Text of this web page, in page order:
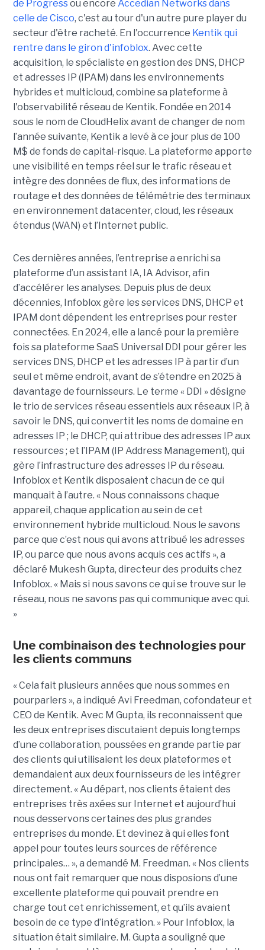
de Progressou encore Accedian Networks dans
celle de Cisco, c'est au tour d'un autre pure player du
secteur d'être racheté. En l'occurrence Kentik qui
rentre dans le giron d'infoblox. Avec cette
acquisition, le spécialiste en gestion des DNS, DHCP
et adresses IP (IPAM) dans les environnements
hybrides et multicloud, combine sa plateforme à
l'observabilité réseau de Kentik. Fondée en 2014
sous le nom de CloudHelix avant de changer de nom
l’année suivante, Kentik a levé à ce jour plus de 100
M$ de fonds de capital-risque. La plateforme apporte
une visibilité en temps réel sur le trafic réseau et
intègre des données de flux, des informations de
routage et des données de télémétrie des terminaux
en environnement datacenter, cloud, les réseaux
étendus (WAN) et l’Internet public.
Ces dernières années, l’entreprise a enrichi sa
plateforme d’un assistant IA, IA Advisor, afin
d’accélérer les analyses. Depuis plus de deux
décennies, Infoblox gère les services DNS, DHCP et
IPAM dont dépendent les entreprises pour rester
connectées. En 2024, elle a lancé pour la première
fois sa plateforme SaaS Universal DDI pour gérer les
services DNS, DHCP et les adresses IP à partir d’un
seul et même endroit, avant de s’étendre en 2025 à
davantage de fournisseurs. Le terme « DDI » désigne
le trio de services réseau essentiels aux réseaux IP, à
savoir le DNS, qui convertit les noms de domaine en
adresses IP ; le DHCP, qui attribue des adresses IP aux
ressources ; et l’IPAM (IP Address Management), qui
gère l’infrastructure des adresses IP du réseau.
Infoblox et Kentik disposaient chacun de ce qui
manquait à l’autre. « Nous connaissons chaque
appareil, chaque application au sein de cet
environnement hybride multicloud. Nous le savons
parce que c’est nous qui avons attribué les adresses
IP, ou parce que nous avons acquis ces actifs », a
déclaré Mukesh Gupta, directeur des produits chez
Infoblox. « Mais si nous savons ce qui se trouve sur le
réseau, nous ne savons pas qui communique avec qui.
»
Une combinaison des technologies pour
les clients communs
« Cela fait plusieurs années que nous sommes en
pourparlers », a indiqué Avi Freedman, cofondateur et
CEO de Kentik. Avec M Gupta, ils reconnaissent que
les deux entreprises discutaient depuis longtemps
d’une collaboration, poussées en grande partie par
des clients qui utilisaient les deux plateformes et
demandaient aux deux fournisseurs de les intégrer
directement. « Au départ, nos clients étaient des
entreprises très axées sur Internet et aujourd’hui
nous desservons certaines des plus grandes
entreprises du monde. Et devinez à qui elles font
appel pour toutes leurs sources de référence
principales… », a demandé M. Freedman. « Nos clients
nous ont fait remarquer que nous disposions d’une
excellente plateforme qui pouvait prendre en
charge tout cet enrichissement, et qu’ils avaient
besoin de ce type d’intégration. » Pour Infoblox, la
situation était similaire. M. Gupta a souligné que